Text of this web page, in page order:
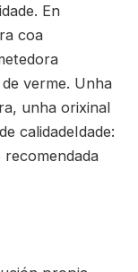
En
coa
verme. Unha
unha orixinal
calidadeIdade: